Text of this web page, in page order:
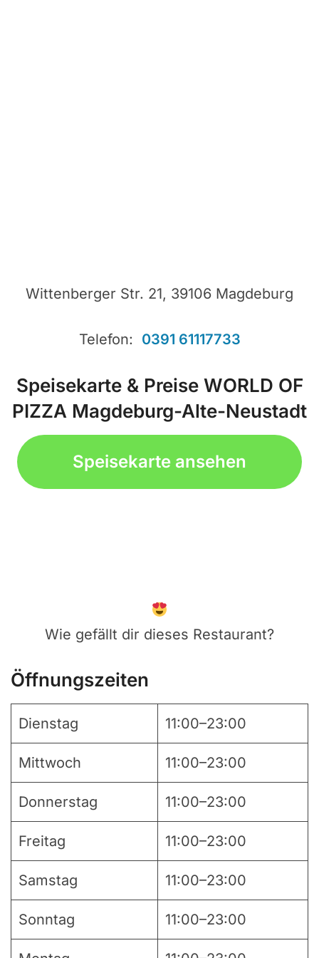
Wittenberger Str. 21, 39106 Magdeburg
Telefon: 0391 61117733
Speisekarte & Preise WORLD OF
PIZZA Magdeburg-Alte-Neustadt
Speisekarte ansehen
Wie gefällt dir dieses Restaurant?
Öffnungszeiten
Dienstag 11:00–23:00
Mittwoch 11:00–23:00
Donnerstag 11:00–23:00
Freitag 11:00–23:00
Samstag 11:00–23:00
Sonntag 11:00–23:00